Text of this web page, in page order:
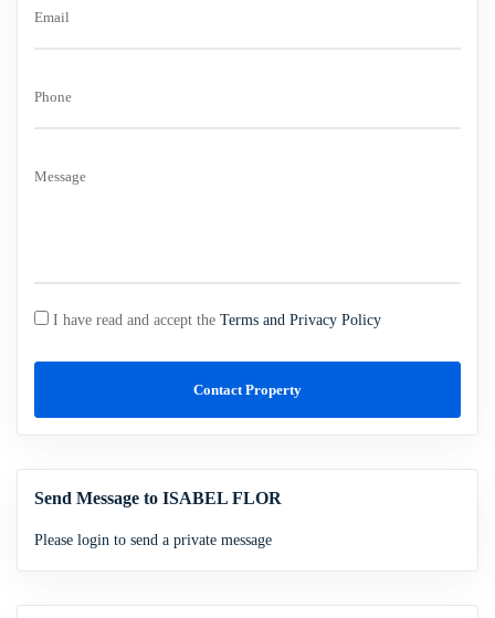
Email
Phone
Message
I have read and accept the Terms and Privacy Policy
Contact Property
Send Message to ISABEL FLOR
Please login to send a private message